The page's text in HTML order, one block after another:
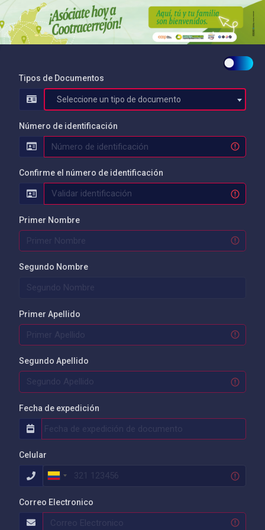
Tipos de Documentos
Seleccione un tipo de documento
Número de identificación
Confirme el número de identificación
Primer Nombre
Segundo Nombre
Primer Apellido
Segundo Apellido
Fecha de expedición
Celular
Correo Electronico